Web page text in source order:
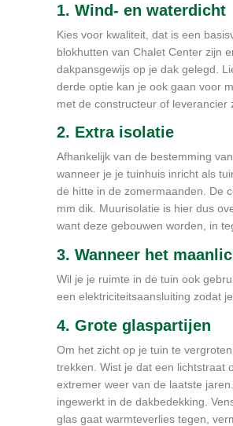
1. Wind- en waterdicht
Kies voor kwaliteit, dat is een
blokhutten van Chalet Center zijn
dakpansgewijs op je dak gelegd.
derde optie kan je ook gaan voor
met de constructeur of leverancier
2. Extra isolatie
Afhankelijk van de bestemming
wanneer je je tuinhuis inricht als
de hitte in de zomermaanden. De
mm dik. Muurisolatie is hier dus
want deze gebouwen worden, in
3. Wanneer het
Wil je je ruimte in de tuin ook
een elektriciteitsaansluiting zodat
4. Grote glaspartijen
Om het zicht op je tuin te
trekken. Wist je dat een lichtstraat
extremer weer van de laatste
ingewerkt in de dakbedekking.
glas gaat warmteverlies tegen,